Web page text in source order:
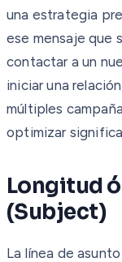
una estrategia
ese mensaje que
contactar a un
iniciar una
múltiples
optimizar
Longitud
(Subject)
La línea de